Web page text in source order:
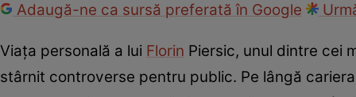
Adaugă-ne ca sursă preferată în Google
Viața personală a lui Florin Piersic, unul dintre cei
stârnit controverse pentru public. Pe lângă